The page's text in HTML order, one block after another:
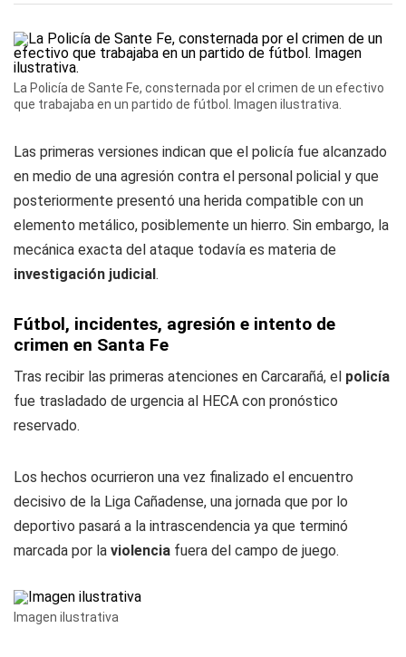
La Policía de Sante Fe, consternada por el crimen de un efectivo
que trabajaba en un partido de fútbol. Imagen ilustrativa.
Las primeras versiones indican que el policía fue alcanzado
en medio de una agresión contra el personal policial y que
posteriormente presentó una herida compatible con un
elemento metálico, posiblemente un hierro. Sin embargo, la
mecánica exacta del ataque todavía es materia de
investigación judicial.
Fútbol, incidentes, agresión e intento de
crimen en Santa Fe
Tras recibir las primeras atenciones en Carcarañá, el policía
fue trasladado de urgencia al HECA con pronóstico
reservado.
Los hechos ocurrieron una vez finalizado el encuentro
decisivo de la Liga Cañadense, una jornada que por lo
deportivo pasará a la intrascendencia ya que terminó
marcada por la violencia fuera del campo de juego.
Imagen ilustrativa